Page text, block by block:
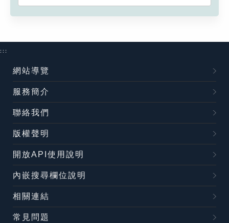
:::
網站導覽
服務簡介
聯絡我們
版權聲明
開放API使用說明
內嵌搜尋欄位說明
相關連結
常見問題